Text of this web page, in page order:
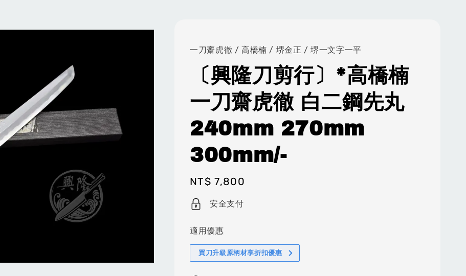
一刀齋虎徹 / 高橋楠 / 堺金正 / 堺一文字一平
〔興隆刀剪行〕*高橋楠
一刀齋虎徹 白二鋼先丸
240mm 270mm
300mm/-
Regular
price
NT$ 7,800
安全支付
適用優惠
買刀升級原柄材享折扣優惠